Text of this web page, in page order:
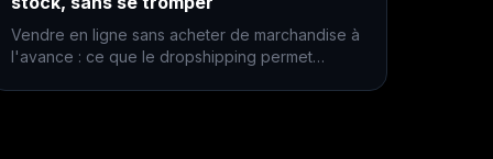
Vendre en ligne sans acheter de marchandise à
l'avance : ce que le dropshipping permet